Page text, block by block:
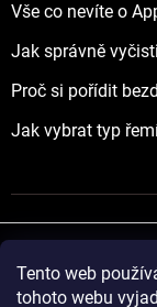
Tento web
tohoto webu
Vše co nevíte o
Jak správně
Proč si pořídit
Jak vybrat typ